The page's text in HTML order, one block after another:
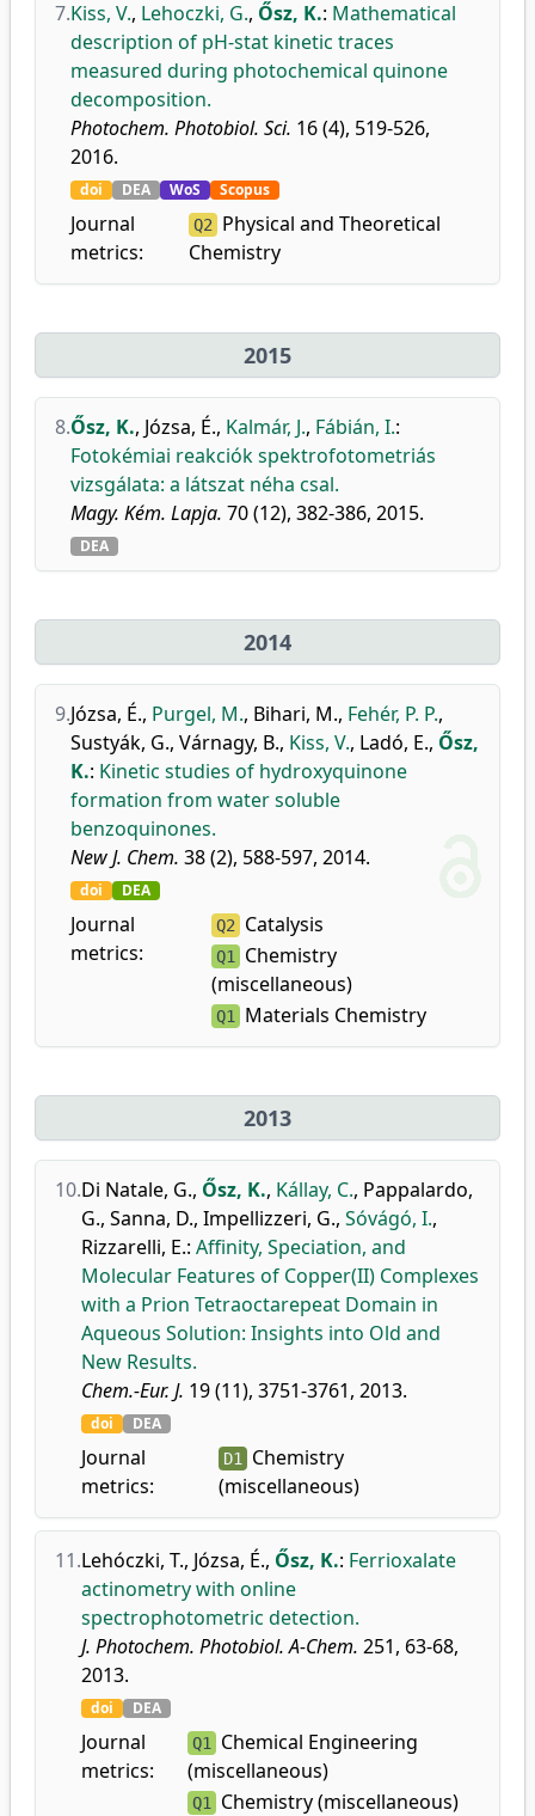
7.Kiss, V., Lehoczki, G., Ősz, K.: Mathematical
description of pH-stat kinetic traces
measured during photochemical quinone
decomposition.
Photochem. Photobiol. Sci. 16 (4), 519-526,
2016.
doi DEA WoS Scopus
Journal
metrics:
Q2
Physical and Theoretical
Chemistry
2015
8.Ősz, K., Józsa, É., Kalmár, J., Fábián, I.:
Fotokémiai reakciók spektrofotometriás
vizsgálata: a látszat néha csal.
Magy. Kém. Lapja. 70 (12), 382-386, 2015.
DEA
2014
9.Józsa, É., Purgel, M., Bihari, M., Fehér, P. P.,
Sustyák, G., Várnagy, B., Kiss, V., Ladó, E., Ősz,
K.: Kinetic studies of hydroxyquinone
formation from water soluble
benzoquinones.
New J. Chem. 38 (2), 588-597, 2014.
doi DEA
Journal
metrics:
Q2 Catalysis
Q1 Chemistry
(miscellaneous)
Q1 Materials Chemistry
2013
10.Di Natale, G., Ősz, K., Kállay, C., Pappalardo,
G., Sanna, D., Impellizzeri, G., Sóvágó, I.,
Rizzarelli, E.: Affinity, Speciation, and
Molecular Features of Copper(II) Complexes
with a Prion Tetraoctarepeat Domain in
Aqueous Solution: Insights into Old and
New Results.
Chem.-Eur. J. 19 (11), 3751-3761, 2013.
doi DEA
Journal
metrics:
D1 Chemistry
(miscellaneous)
11.Lehóczki, T., Józsa, É., Ősz, K.: Ferrioxalate
actinometry with online
spectrophotometric detection.
J. Photochem. Photobiol. A-Chem. 251, 63-68,
2013.
doi DEA
Journal
metrics:
Q1
Chemical Engineering
(miscellaneous)
Q1 Chemistry (miscellaneous)